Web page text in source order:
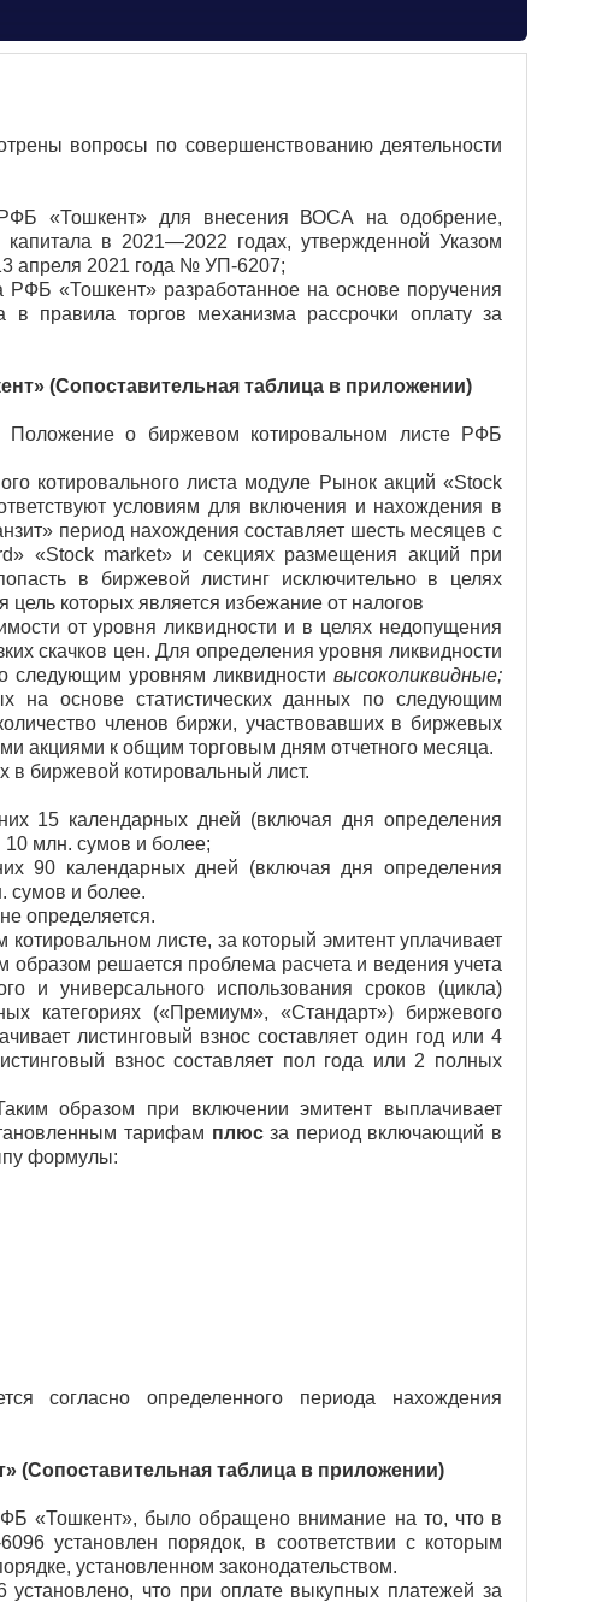
вопросы по совершенствованию деятельности
«Тошкент» для внесения ВОСА на одобрение,
в 2021—2022 годах, утвержденной Указом
апреля 2021 года № УП-6207;
«Тошкент» разработанное на основе поручения
в правила торгов механизма рассрочки оплату за
(Сопоставительная таблица в приложении)
о биржевом котировальном листе РФБ
котировального листа модуле Рынок акций «Stock
условиям для включения и нахождения в
период нахождения составляет шесть месяцев с
«Stock market» и секциях размещения акций при
в биржевой листинг исключительно в целях
которых является избежание от налогов
от уровня ликвидности и в целях недопущения
скачков цен. Для определения уровня ликвидности
следующим уровням ликвидности высоколиквидные;
на основе статистических данных по следующим
членов биржи, участвовавших в биржевых
акциями к общим торговым дням отчетного месяца.
в биржевой котировальный лист.
15 календарных дней (включая дня определения
10 млн. сумов и более;
90 календарных дней (включая дня определения
сумов и более.
определяется.
листе, за который эмитент уплачивает
образом решается проблема расчета и ведения учета
и универсального использования сроков (цикла)
категориях («Премиум», «Стандарт») биржевого
листинговый взнос составляет один год или 4
взнос составляет пол года или 2 полных
образом при включении эмитент выплачивает
тарифам плюсза период включающий в
формулы:
согласно определенного периода нахождения
(Сопоставительная таблица в приложении)
«Тошкент», было обращено внимание на то, что в
установлен порядок, в соответствии с которым
установленном законодательством.
что при оплате выкупных платежей за